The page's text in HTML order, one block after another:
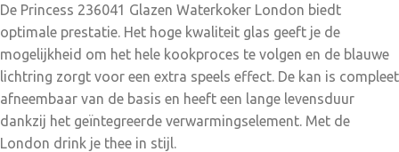
maximum is gevuld. Dit maakt het gebruiken van de Princess
waterkoker makkelijk en veilig. Makkelijk schoon te
makenDankzij het geïntegreerde verwarmingselement heb je
veel minder last van kalkaanslag op verborgen plekken
waardoor de Princess Waterkoker zeer duurzaam is. Het
kalkfilter houdt mogelijk restjes kalk uit je theekopje en kan
De Princess 236041 Glazen Waterkoker London biedt
optimale prestatie. Het hoge kwaliteit glas geeft je de
mogelijkheid om het hele kookproces te volgen en de blauwe
lichtring zorgt voor een extra speels effect. De kan is compleet
afneembaar van de basis en heeft een lange levensduur
dankzij het geïntegreerde verwarmingselement. Met de
London drink je thee in stijl.